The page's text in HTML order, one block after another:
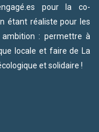
pour la co-
étant réaliste pour les
ambition : permettre à
locale et faire de La
et solidaire !